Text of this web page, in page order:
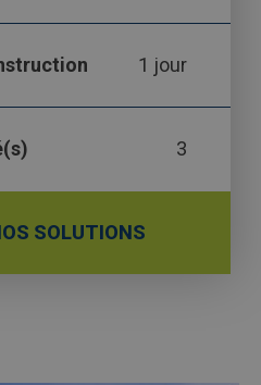
1 jour
3
SOLUTIONS